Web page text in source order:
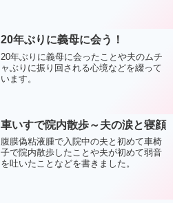
20年ぶりに義母に会う！
20年ぶりに義母に会ったことや夫のムチ
ャぶりに振り回される心境などを綴って
います。
車いすで院内散歩～夫の涙と寝顔
腹膜偽粘液腫で入院中の夫と初めて車椅
子で院内散歩したことや夫が初めて弱音
を吐いたことなどを書きました。